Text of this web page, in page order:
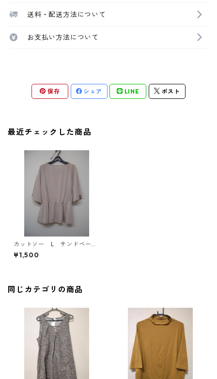
送料・配送方法について
お支払い方法について
保存 シェア LINE ポスト
最近チェックした商品
カットソー L サンドベージ
ュ IY-4475
¥1,500
同じカテゴリの商品